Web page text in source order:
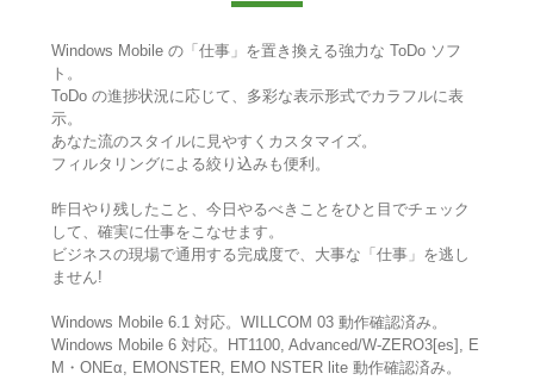
Windows Mobile の「仕事」を置き換える強力な ToDo ソフ
ト。
ToDo の進捗状況に応じて、多彩な表示形式でカラフルに表
示。
あなた流のスタイルに見やすくカスタマイズ。
フィルタリングによる絞り込みも便利。
昨日やり残したこと、今日やるべきことをひと目でチェック
して、確実に仕事をこなせます。
ビジネスの現場で通用する完成度で、大事な「仕事」を逃し
ません!
Windows Mobile 6.1 対応。WILLCOM 03 動作確認済み。
Windows Mobile 6 対応。HT1100, Advanced/W-ZERO3[es], E
M・ONEα, EMONSTER, EMO NSTER lite 動作確認済み。